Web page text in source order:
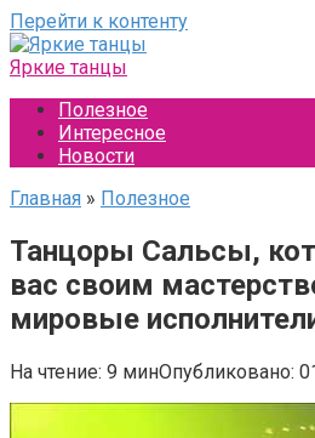
Перейти к контенту
Яркие танцы
Полезное
Интересное
Новости
Главная » Полезное
Танцоры Сальсы,
вас своим
мировые
На чтение: 9 минОпубликовано: